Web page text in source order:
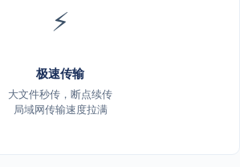
⚡
极速传输
大文件秒传，断点续传
局域网传输速度拉满